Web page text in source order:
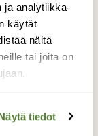
ja analytiikka-
käytät
näitä
tai joita on
tiedot
vedessä
kiinnosti